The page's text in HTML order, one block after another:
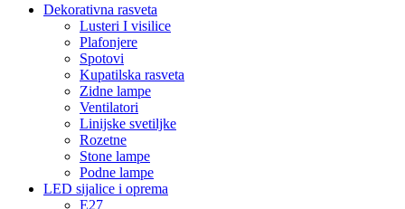
Dekorativna rasveta
Lusteri I visilice
Plafonjere
Spotovi
Kupatilska rasveta
Zidne lampe
Ventilatori
Linijske svetiljke
Rozetne
Stone lampe
Podne lampe
LED sijalice i oprema
E27